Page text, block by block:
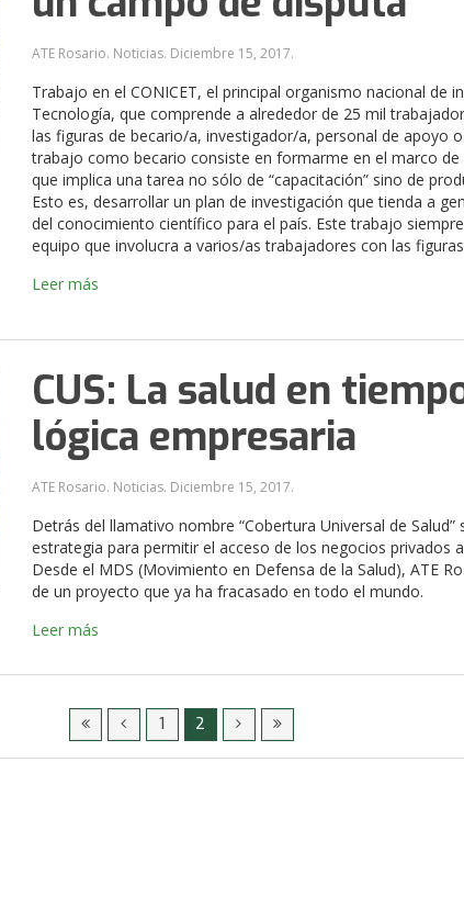
ATE Rosario. Noticias. Diciembre 15, 2017.
Trabajo en el CONICET, el principal organismo nacional de
Tecnología, que comprende a alrededor de 25 mil
las figuras de becario/a, investigador/a, personal de apoyo
trabajo como becario consiste en formarme en el marco
que implica una tarea no sólo de “capacitación” sino de
Esto es, desarrollar un plan de investigación que tienda a
del conocimiento científico para el país. Este trabajo
equipo que involucra a varios/as trabajadores con las
Leer más
CUS: La salud en
lógica empresaria
ATE Rosario. Noticias. Diciembre 15, 2017.
Detrás del llamativo nombre “Cobertura Universal de
estrategia para permitir el acceso de los negocios privados
Desde el MDS (Movimiento en Defensa de la Salud), ATE
de un proyecto que ya ha fracasado en todo el mundo.
Leer más
1 2